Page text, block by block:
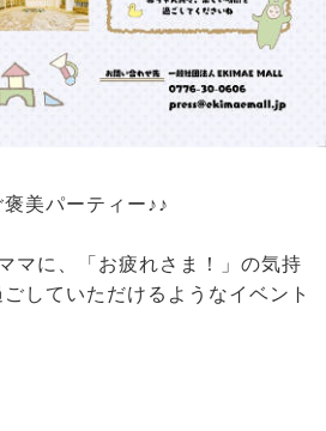
美パーティー♪♪
マに、「お疲れさま！」の気持
していただけるようなイベント